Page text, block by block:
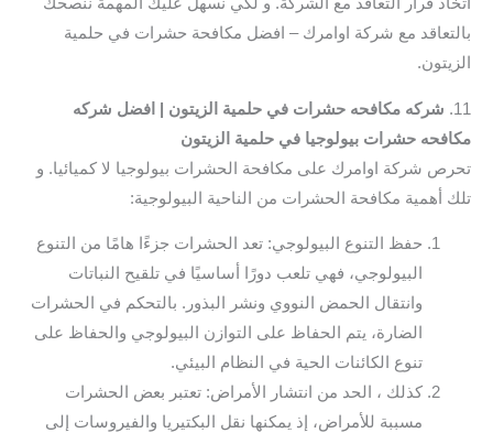
اتخاذ قرار التعاقد مع الشركة. و لكي نسهل عليك المهمة ننصحك
بالتعاقد مع شركة اوامرك – افضل مكافحة حشرات في حلمية
الزيتون.
11.
شركه مكافحه حشرات في حلمية الزيتون | افضل شركه
مكافحه حشرات بيولوجيا في حلمية الزيتون
تحرص شركة اوامرك على مكافحة الحشرات بيولوجيا لا كميائيا. و
تلك أهمية مكافحة الحشرات من الناحية البيولوجية:
حفظ التنوع البيولوجي: تعد الحشرات جزءًا هامًا من التنوع
البيولوجي، فهي تلعب دورًا أساسيًا في تلقيح النباتات
وانتقال الحمض النووي ونشر البذور. بالتحكم في الحشرات
الضارة، يتم الحفاظ على التوازن البيولوجي والحفاظ على
تنوع الكائنات الحية في النظام البيئي.
كذلك ، الحد من انتشار الأمراض: تعتبر بعض الحشرات
مسببة للأمراض، إذ يمكنها نقل البكتيريا والفيروسات إلى